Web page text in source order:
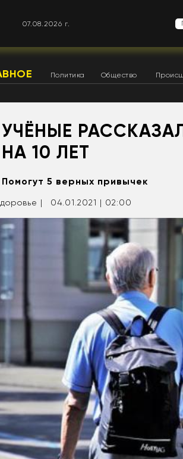
07.08.2026 г.
Политика Общество
УЧЁНЫЕ
НА 10 ЛЕТ
Помогут 5 верных привычек
| 04.01.2021 | 02:00